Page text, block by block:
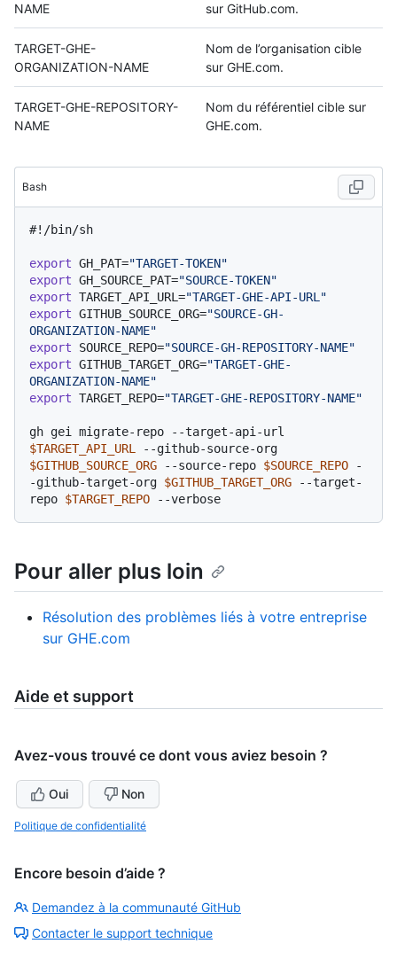
NAME
sur GitHub.com.
TARGET-GHE-
ORGANIZATION-NAME
Nom de l’organisation cible
sur GHE.com.
TARGET-GHE-REPOSITORY-
NAME
Nom du référentiel cible sur
GHE.com.
Bash
#!/bin/sh
export GH_PAT="TARGET-TOKEN"
export GH_SOURCE_PAT="SOURCE-TOKEN"
export TARGET_API_URL="TARGET-GHE-API-URL"
export GITHUB_SOURCE_ORG="SOURCE-GH-
ORGANIZATION-NAME"
export SOURCE_REPO="SOURCE-GH-REPOSITORY-NAME"
export GITHUB_TARGET_ORG="TARGET-GHE-
ORGANIZATION-NAME"
export TARGET_REPO="TARGET-GHE-REPOSITORY-NAME"
$TARGET_API_URL
$GITHUB_SOURCE_ORG --source-repo $SOURCE_REPO -
-github-target-org $GITHUB_TARGET_ORG --target-
repo $TARGET_REPO
Pour aller plus loin
Résolution des problèmes liés à votre entreprise
sur GHE.com
Aide et support
Avez-vous trouvé ce dont vous aviez besoin ?
Oui Non
Politique de confidentialité
Encore besoin d’aide ?
Demandez à la communauté GitHub
Contacter le support technique